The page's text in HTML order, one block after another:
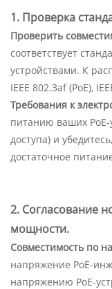
1. Проверка
Проверить
соответствует
устройствами. К
IEEE 802.3af (PoE),
Требования к
питанию ваших PoE-
доступа) и
достаточное
2. Согласование
мощности.
Совместимость по
напряжение PoE-
напряжению PoE-